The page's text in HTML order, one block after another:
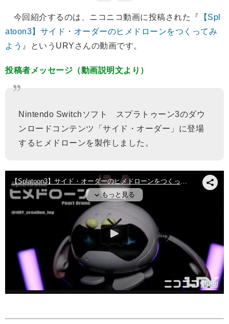
今回紹介するのは、ニコニコ動画に投稿された『 【Spl
atoon3】サイド・オーダーのヒメドローンをつくってみ
よう 』というURYさんの動画です。
投稿者メッセージ（動画説明文より）
Nintendo Switchソフト スプラトゥーン3のダウ
ンロードコンテンツ「サイド・オーダー」に登場
するヒメドローンを製作しました。